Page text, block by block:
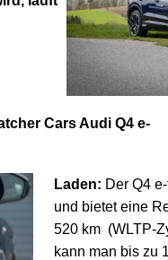
Cars Audi Q4 e-
Laden: Der Q4
und bietet eine
520 km (WLTP-
kann man bis zu